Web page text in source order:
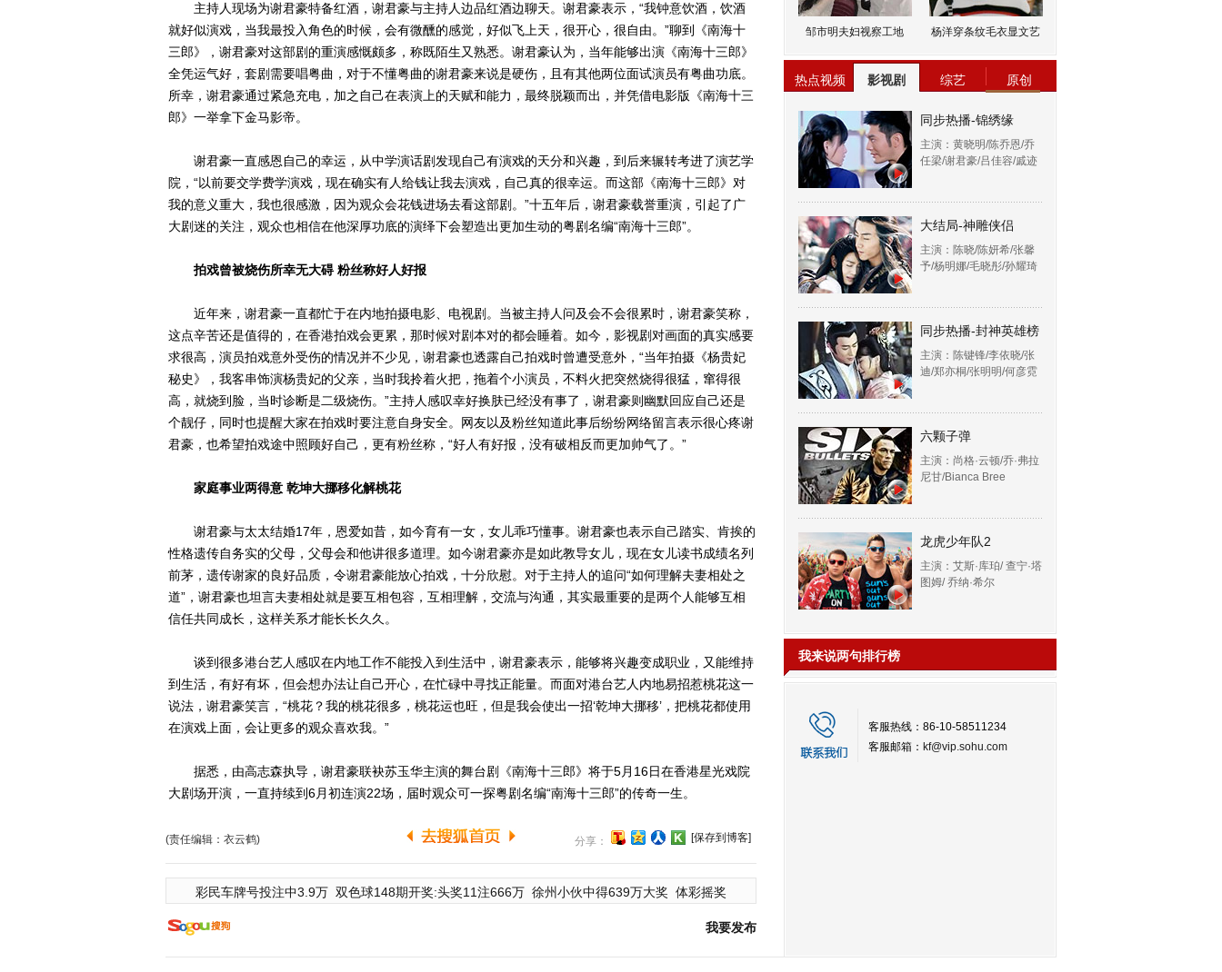
主持人现场为谢君豪特备红酒，谢君豪与主持人边品红酒边聊天。谢君豪表示，“我钟意饮酒，饮酒
就好似演戏，当我最投入角色的时候，会有微醺的感觉，好似飞上天，很开心，很自由。”聊到《南海十
三郎》，谢君豪对这部剧的重演感慨颇多，称既陌生又熟悉。谢君豪认为，当年能够出演《南海十三郎》
全凭运气好，套剧需要唱粤曲，对于不懂粤曲的谢君豪来说是硬伤，且有其他两位面试演员有粤曲功底。
所幸，谢君豪通过紧急充电，加之自己在表演上的天赋和能力，最终脱颖而出，并凭借电影版《南海十三
郎》一举拿下金马影帝。
谢君豪一直感恩自己的幸运，从中学演话剧发现自己有演戏的天分和兴趣，到后来辗转考进了演艺学
院，“以前要交学费学演戏，现在确实有人给钱让我去演戏，自己真的很幸运。而这部《南海十三郎》对
我的意义重大，我也很感激，因为观众会花钱进场去看这部剧。”十五年后，谢君豪载誉重演，引起了广
大剧迷的关注，观众也相信在他深厚功底的演绎下会塑造出更加生动的粤剧名编“南海十三郎”。
拍戏曾被烧伤所幸无大碍 粉丝称好人好报
近年来，谢君豪一直都忙于在内地拍摄电影、电视剧。当被主持人问及会不会很累时，谢君豪笑称，
这点辛苦还是值得的，在香港拍戏会更累，那时候对剧本对的都会睡着。如今，影视剧对画面的真实感要
求很高，演员拍戏意外受伤的情况并不少见，谢君豪也透露自己拍戏时曾遭受意外，“当年拍摄《杨贵妃
秘史》，我客串饰演杨贵妃的父亲，当时我拎着火把，拖着个小演员，不料火把突然烧得很猛，窜得很
高，就烧到脸，当时诊断是二级烧伤。”主持人感叹幸好换肤已经没有事了，谢君豪则幽默回应自己还是
个靓仔，同时也提醒大家在拍戏时要注意自身安全。网友以及粉丝知道此事后纷纷网络留言表示很心疼谢
君豪，也希望拍戏途中照顾好自己，更有粉丝称，“好人有好报，没有破相反而更加帅气了。”
家庭事业两得意 乾坤大挪移化解桃花
谢君豪与太太结婚17年，恩爱如昔，如今育有一女，女儿乖巧懂事。谢君豪也表示自己踏实、肯挨的
性格遗传自务实的父母，父母会和他讲很多道理。如今谢君豪亦是如此教导女儿，现在女儿读书成绩名列
前茅，遗传谢家的良好品质，令谢君豪能放心拍戏，十分欣慰。对于主持人的追问“如何理解夫妻相处之
道”，谢君豪也坦言夫妻相处就是要互相包容，互相理解，交流与沟通，其实最重要的是两个人能够互相
信任共同成长，这样关系才能长长久久。
谈到很多港台艺人感叹在内地工作不能投入到生活中，谢君豪表示，能够将兴趣变成职业，又能维持
到生活，有好有坏，但会想办法让自己开心，在忙碌中寻找正能量。而面对港台艺人内地易招惹桃花这一
说法，谢君豪笑言，“桃花？我的桃花很多，桃花运也旺，但是我会使出一招‘乾坤大挪移’，把桃花都使用
在演戏上面，会让更多的观众喜欢我。”
据悉，由高志森执导，谢君豪联袂苏玉华主演的舞台剧《南海十三郎》将于5月16日在香港星光戏院
大剧场开演，一直持续到6月初连演22场，届时观众可一探粤剧名编“南海十三郎”的传奇一生。
(责任编辑：衣云鹤) 分享： [保存到博客]
彩民车牌号投注中3.9万 双色球148期开奖:头奖11注666万 徐州小伙中得639万大奖 体彩摇奖
我要发布
邹市明夫妇视察工地 杨洋穿条纹毛衣显文艺
热点视频 影视剧 综艺 原创
同步热播-锦绣缘
主演：黄晓明/陈乔恩/乔
任梁/谢君豪/吕佳容/戚迹
大结局-神雕侠侣
主演：陈晓/陈妍希/张馨
予/杨明娜/毛晓彤/孙耀琦
同步热播-封神英雄榜
主演：陈键锋/李依晓/张
迪/郑亦桐/张明明/何彦霓
六颗子弹
主演：尚格·云顿/乔·弗拉
尼甘/Bianca Bree
龙虎少年队2
主演：艾斯·库珀/ 查宁·塔
图姆/ 乔纳·希尔
我来说两句排行榜
客服热线：86-10-58511234
客服邮箱： kf@vip.sohu.com